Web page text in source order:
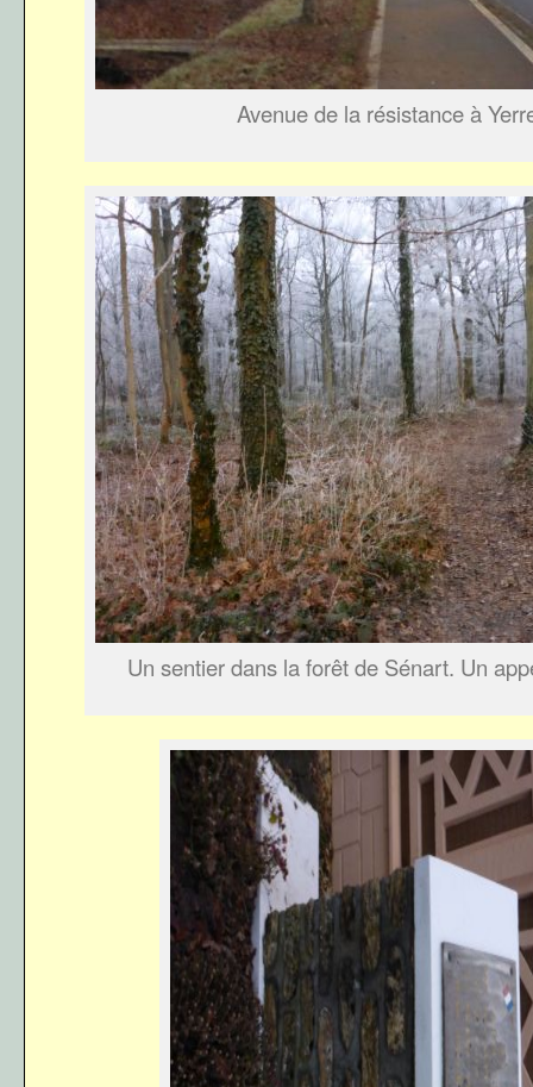
Avenue de la résistance à
Un sentier dans la forêt de Sénart. Un